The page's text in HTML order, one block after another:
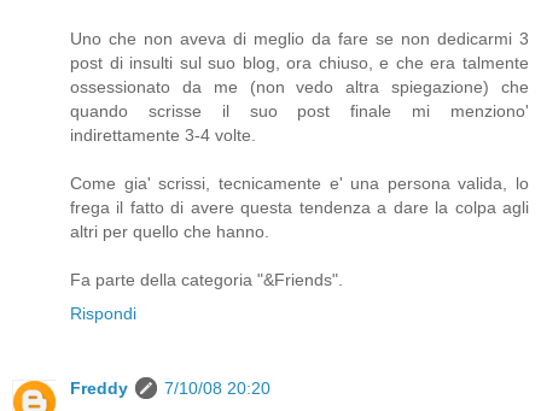
Uno che non aveva di meglio da fare se non dedicarmi 3
post di insulti sul suo blog, ora chiuso, e che era talmente
ossessionato da me (non vedo altra spiegazione) che
quando scrisse il suo post finale mi menziono'
indirettamente 3-4 volte.
Come gia' scrissi, tecnicamente e' una persona valida, lo
frega il fatto di avere questa tendenza a dare la colpa agli
altri per quello che hanno.
Fa parte della categoria "&Friends".
Rispondi
Freddy
7/10/08 20:20